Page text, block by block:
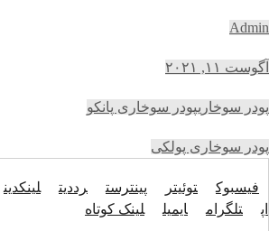
Admin
آگوست ۱۱, ۲۰۲۱
پودر سوخاریپودر سوخاری پانکو
پودر سوخاری پولکی
فیسبوک توئیتر پینترست رددیت لینکدین
اپ
تلگرام ایمیل لینک کوتاه